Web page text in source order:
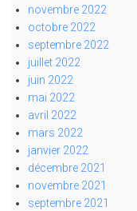
novembre 2022
octobre 2022
septembre 2022
juillet 2022
juin 2022
mai 2022
avril 2022
mars 2022
janvier 2022
décembre 2021
novembre 2021
septembre 2021